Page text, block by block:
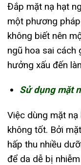
Đắp mặt nạ hạt
một phương
không biết nên
ngũ hoa sai cách
hưởng xấu đến
Sử dụng mặt
Việc dùng mặt
không tốt. Bởi
hấp thu nhiều
để da dễ bị